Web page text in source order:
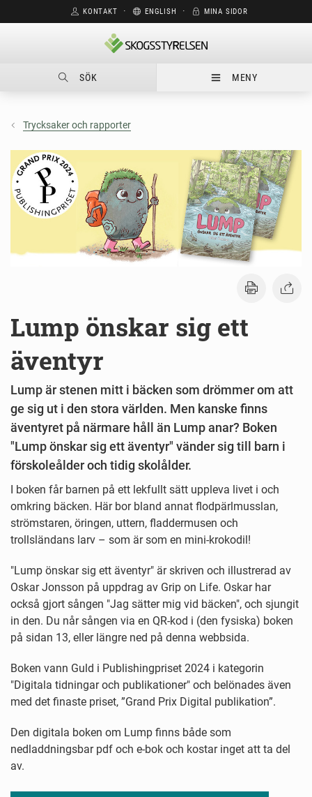
KONTAKT ⋅ ENGLISH ⋅ MINA SIDOR
SÖK MENY
Trycksaker och rapporter
Lump önskar sig ett
äventyr
Lump är stenen mitt i bäcken som drömmer om att
ge sig ut i den stora världen. Men kanske finns
äventyret på närmare håll än Lump anar? Boken
"Lump önskar sig ett äventyr" vänder sig till barn i
förskoleålder och tidig skolålder.
I boken får barnen på ett lekfullt sätt uppleva livet i och
omkring bäcken. Här bor bland annat flodpärlmusslan,
strömstaren, öringen, uttern, fladdermusen och
trollsländans larv – som är som en mini-krokodil!
"Lump önskar sig ett äventyr" är skriven och illustrerad av
Oskar Jonsson på uppdrag av Grip on Life. Oskar har
också gjort sången "Jag sätter mig vid bäcken", och sjungit
in den. Du når sången via en QR-kod i (den fysiska) boken
på sidan 13, eller längre ned på denna webbsida.
Boken vann Guld i Publishingpriset 2024 i kategorin
"Digitala tidningar och publikationer" och belönades även
med det finaste priset, ”Grand Prix Digital publikation”.
Den digitala boken om Lump finns både som
nedladdningsbar pdf och e-bok och kostar inget att ta del
av.